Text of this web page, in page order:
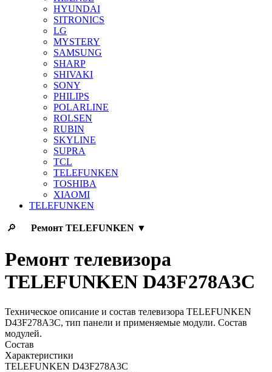
HYUNDAI
SITRONICS
LG
MYSTERY
SAMSUNG
SHARP
SHIVAKI
SONY
PHILIPS
POLARLINE
ROLSEN
RUBIN
SKYLINE
SUPRA
TCL
TELEFUNKEN
TOSHIBA
XIAOMI
TELEFUNKEN
🔎 Ремонт TELEFUNKEN ▼
Ремонт телевизора
TELEFUNKEN D43F278A3C
Техническое описание и состав телевизора TELEFUNKEN
D43F278A3C, тип панели и применяемые модули. Состав
модулей.
Состав
Характеристики
TELEFUNKEN D43F278A3C